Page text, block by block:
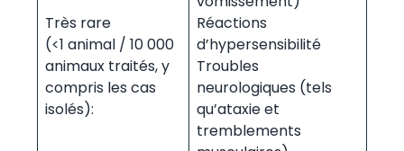
Très rare
(<1 animal / 10 000
animaux traités, y
compris les cas
isolés):
Réactions
d’hypersensibilité
Troubles
neurologiques (tels
qu’ataxie et
tremblements